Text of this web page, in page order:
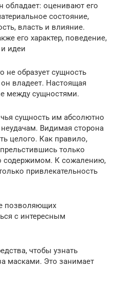
обладает: оценивают его
состояние,
власть и влияние.
его характер, поведение,
идеи
не образует сущность
владеет. Настоящая
между сущностями.
сущность им абсолютно
Видимая сторона
целого. Как правило,
только
содержимом. К сожалению,
привлекательность
позволяющих
с интересным
чтобы узнать
масками. Это занимает